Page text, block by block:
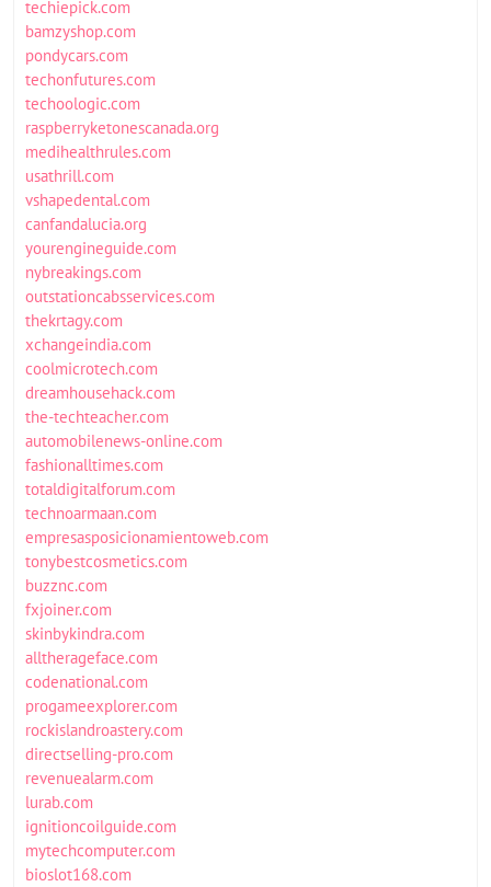
techiepick.com
bamzyshop.com
pondycars.com
techonfutures.com
techoologic.com
raspberryketonescanada.org
medihealthrules.com
usathrill.com
vshapedental.com
canfandalucia.org
yourengineguide.com
nybreakings.com
outstationcabsservices.com
thekrtagy.com
xchangeindia.com
coolmicrotech.com
dreamhousehack.com
the-techteacher.com
automobilenews-online.com
fashionalltimes.com
totaldigitalforum.com
technoarmaan.com
empresasposicionamientoweb.com
tonybestcosmetics.com
buzznc.com
fxjoiner.com
skinbykindra.com
alltherageface.com
codenational.com
progameexplorer.com
rockislandroastery.com
directselling-pro.com
revenuealarm.com
lurab.com
ignitioncoilguide.com
mytechcomputer.com
bioslot168.com